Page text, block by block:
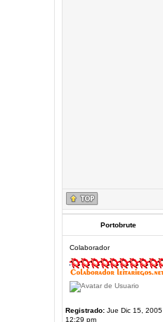
Portobrute
Colaborador
Registrado:Jue Dic 15, 2005
12:29 pm